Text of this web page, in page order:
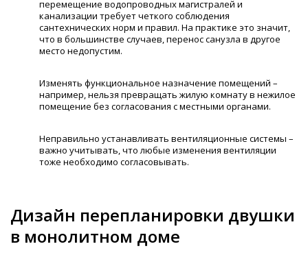
перемещение водопроводных магистралей и
канализации требует четкого соблюдения
сантехнических норм и правил. На практике это значит,
что в большинстве случаев, перенос санузла в другое
место недопустим.
Изменять функциональное назначение помещений –
например, нельзя превращать жилую комнату в нежилое
помещение без согласования с местными органами.
Неправильно устанавливать вентиляционные системы –
важно учитывать, что любые изменения вентиляции
тоже необходимо согласовывать.
Дизайн перепланировки двушки
в монолитном доме